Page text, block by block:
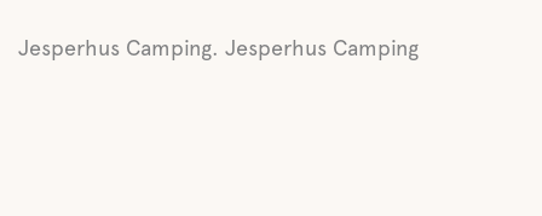
Jesperhus Camping. Jesperhus Camping